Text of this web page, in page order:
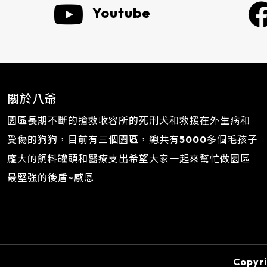
Youtube
關於八爺
園區長期不斷的搶救收容所的死刑犬和救援在外生病和
受傷的狗狗，目前有三個園區，總共有5000多個毛孩子
龐大的飼料罐頭和醫療支出希望大家一起來幫忙做園區
最堅強的後盾~感恩